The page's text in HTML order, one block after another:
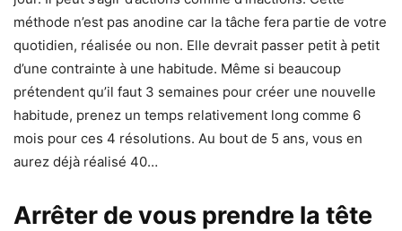
méthode n’est pas anodine car la tâche fera partie de votre
quotidien, réalisée ou non. Elle devrait passer petit à petit
d’une contrainte à une habitude. Même si beaucoup
prétendent qu’il faut 3 semaines pour créer une nouvelle
habitude, prenez un temps relativement long comme 6
mois pour ces 4 résolutions. Au bout de 5 ans, vous en
aurez déjà réalisé 40…
Arrêter de vous prendre la tête